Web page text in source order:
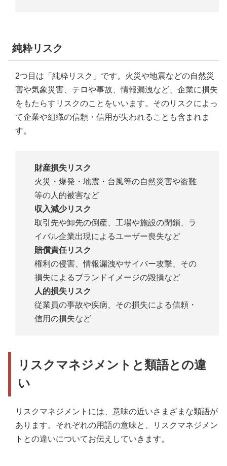
純粋リスク
2つ目は「純粋リスク」です。火災や地震などの自然災
害や気象災害、テロや事故、情報漏洩など、企業に損失
をもたらすリスクのことをいいます。そのリスクによっ
て企業や組織の信頼・信用が失われることも含まれま
す。
財産損失リスク
火災・爆発・地震・台風等の自然災害や盗難
等の人的被害など
収入減少リスク
取引先や卸先の倒産、工場や施設の閉鎖、ラ
イバル企業出現によるユーザー喪失など
賠償責任リスク
権利の侵害、情報漏洩やサイバー攻撃、その
損失によるブランドイメージの毀損など
人的損失リスク
従業員の事故や疾病、その損失による信頼・
信用の損失など
リスクマネジメントと類語との違
い
リスクマネジメントには、意味の近いさまざまな類語が
あります。それぞれの用語の意味と、リスクマネジメン
トとの違いについてお伝えしていきます。